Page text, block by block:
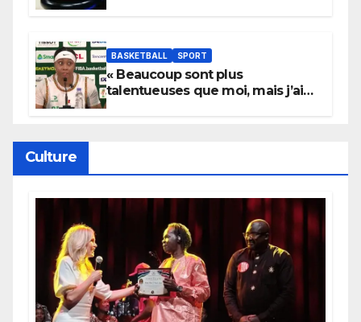
BASKETBALL SPORT
« Beaucoup sont plus
talentueuses que moi, mais j’ai
Culture